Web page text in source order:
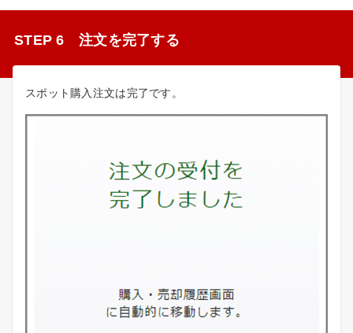
STEP 6 注文を完了する
スポット購入注文は完了です。